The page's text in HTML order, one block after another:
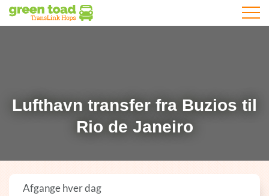
Åbn
Lufthavn transfer fra Buzios til
Rio de Janeiro
Afgange hver dag